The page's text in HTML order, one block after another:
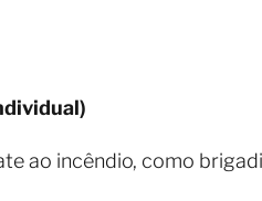
ao incêndio, como